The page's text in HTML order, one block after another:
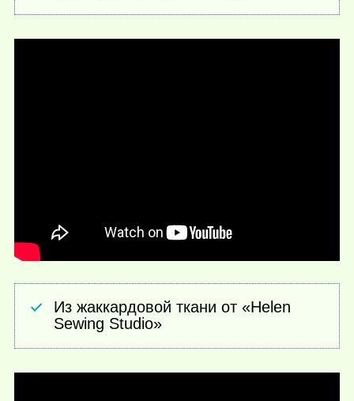
Из жаккардовой ткани от «Helen
Sewing Studio»